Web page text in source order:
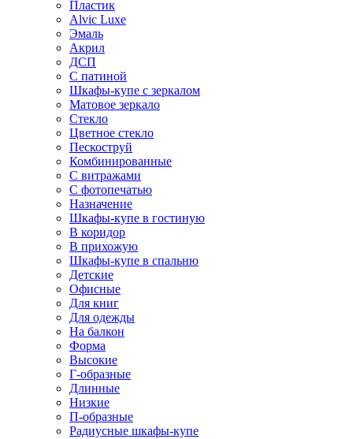
Пластик
Alvic Luxe
Эмаль
Акрил
ДСП
С патиной
Шкафы-купе с зеркалом
Матовое зеркало
Стекло
Цветное стекло
Пескоструй
Комбинированные
С витражами
С фотопечатью
Назначение
Шкафы-купе в гостиную
В коридор
В прихожую
Шкафы-купе в спальню
Детские
Офисные
Для книг
Для одежды
На балкон
Форма
Высокие
Г-образные
Длинные
Низкие
П-образные
Радиусные шкафы-купе